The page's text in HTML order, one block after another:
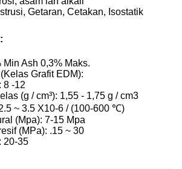
Getaran, Cetakan, Isostatik
Min Ash 0,3% Maks.
Grafit EDM):
8 -12
(g / cm³): 1,55 - 1,75 g / cm3
~ 3.5 X10-6 / (100-600 ℃)
(Mpa): 7-15 Mpa
(MPa): .15 ~ 30
20-35